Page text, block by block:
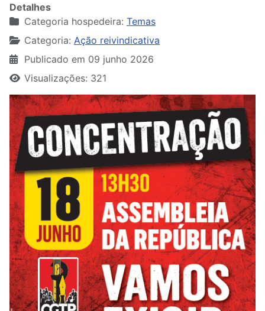
Detalhes
Categoria hospedeira: Temas
Categoria: Ação reivindicativa
Publicado em 09 junho 2026
Visualizações: 321